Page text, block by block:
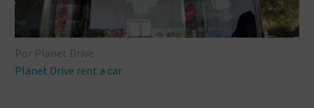
Por Planet Drive
Planet Drive rent a car